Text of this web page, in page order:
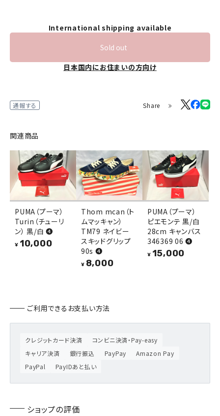
International shipping available
Sold out
日本国内にお住まいの方向け
通報する Share
関連商品
PUMA（プーマ）
Turin（チューリ
ン） 黒/白 ❹
¥ 10,000
Thom mcan（ト
ムマッキャン）
TM79 ネイビー
スキッドグリップ
90s ❹
¥ 8,000
PUMA（プーマ）
ピエモンテ 黒/白
28cm キャンバス
346369 06 ❹
¥ 15,000
ご利用できるお支払い方法
クレジットカード決済
コンビニ決済・Pay-easy
キャリア決済
銀行振込 PayPay
Amazon Pay
PayPal
PayIDあと払い
ショップの評価